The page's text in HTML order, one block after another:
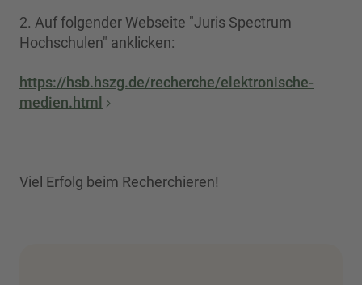
2. Auf folgender Webseite "Juris Spectrum
Hochschulen" anklicken:
https://hsb.hszg.de/recherche/elektronische-
medien.html
Viel Erfolg beim Recherchieren!